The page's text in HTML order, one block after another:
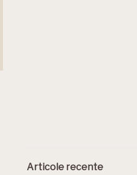
Articole recente